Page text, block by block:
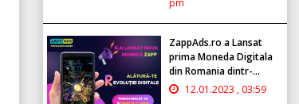
pm
ZappAds.ro a Lansat
prima Moneda Digitala
din Romania dintr-...
12.01.2023 , 03:59